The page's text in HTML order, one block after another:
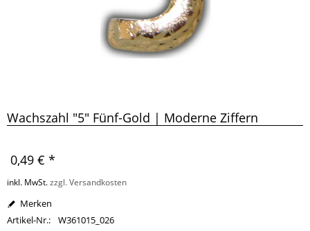
Wachszahl "5" Fünf-Gold | Moderne Ziffern
0,49 € *
inkl. MwSt.zzgl. Versandkosten
Merken
Artikel-Nr.:
W361015_026